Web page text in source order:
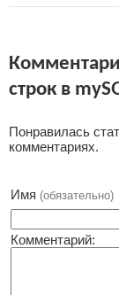
строк в
Понравилась
комментариях.
Имя (обязательно)
Комментарий: